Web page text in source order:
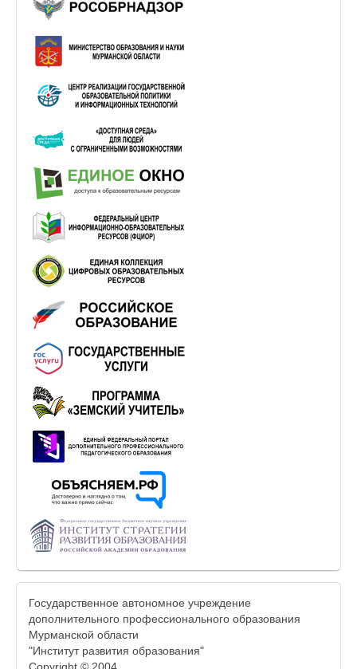
Государственное автономное учреждение
дополнительного профессионального образования
Мурманской области
"Институт развития образования"